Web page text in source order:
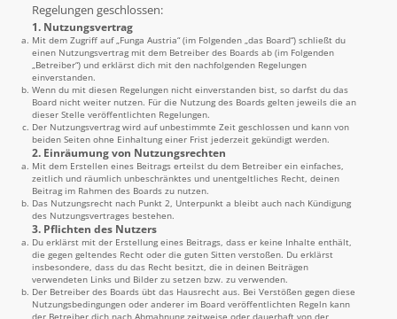
Regelungen geschlossen:
1. Nutzungsvertrag
Mit dem Zugriff auf „Funga Austria“ (im Folgenden „das Board“) schließt du
einen Nutzungsvertrag mit dem Betreiber des Boards ab (im Folgenden
„Betreiber“) und erklärst dich mit den nachfolgenden Regelungen
einverstanden.
Wenn du mit diesen Regelungen nicht einverstanden bist, so darfst du das
Board nicht weiter nutzen. Für die Nutzung des Boards gelten jeweils die an
dieser Stelle veröffentlichten Regelungen.
Der Nutzungsvertrag wird auf unbestimmte Zeit geschlossen und kann von
beiden Seiten ohne Einhaltung einer Frist jederzeit gekündigt werden.
2. Einräumung von Nutzungsrechten
Mit dem Erstellen eines Beitrags erteilst du dem Betreiber ein einfaches,
zeitlich und räumlich unbeschränktes und unentgeltliches Recht, deinen
Beitrag im Rahmen des Boards zu nutzen.
Das Nutzungsrecht nach Punkt 2, Unterpunkt a bleibt auch nach Kündigung
des Nutzungsvertrages bestehen.
3. Pflichten des Nutzers
Du erklärst mit der Erstellung eines Beitrags, dass er keine Inhalte enthält,
die gegen geltendes Recht oder die guten Sitten verstoßen. Du erklärst
insbesondere, dass du das Recht besitzt, die in deinen Beiträgen
verwendeten Links und Bilder zu setzen bzw. zu verwenden.
Der Betreiber des Boards übt das Hausrecht aus. Bei Verstößen gegen diese
Nutzungsbedingungen oder anderer im Board veröffentlichten Regeln kann
der Betreiber dich nach Abmahnung zeitweise oder dauerhaft von der